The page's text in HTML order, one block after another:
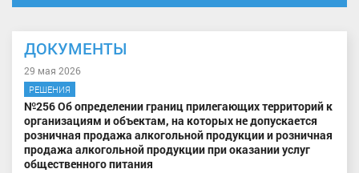
ДОКУМЕНТЫ
29 мая 2026
РЕШЕНИЯ
№256 Об определении границ прилегающих территорий к
организациям и объектам, на которых не допускается
розничная продажа алкогольной продукции и розничная
продажа алкогольной продукции при оказании услуг
общественного питания